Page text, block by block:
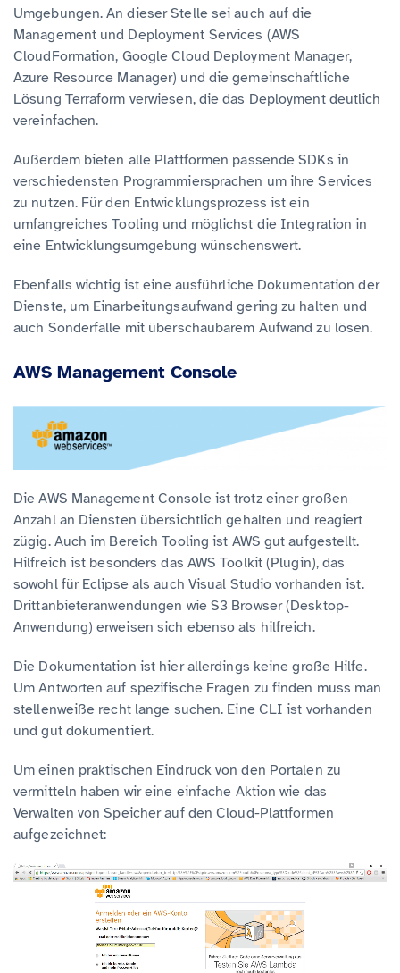
Umgebungen. An dieser Stelle sei auch auf die
Management und Deployment Services (AWS
CloudFormation, Google Cloud Deployment Manager,
Azure Resource Manager) und die gemeinschaftliche
Lösung Terraform verwiesen, die das Deployment deutlich
vereinfachen.
Außerdem bieten alle Plattformen passende SDKs in
verschiedensten Programmiersprachen um ihre Services
zu nutzen. Für den Entwicklungsprozess ist ein
umfangreiches Tooling und möglichst die Integration in
eine Entwicklungsumgebung wünschenswert.
Ebenfalls wichtig ist eine ausführliche Dokumentation der
Dienste, um Einarbeitungsaufwand gering zu halten und
auch Sonderfälle mit überschaubarem Aufwand zu lösen.
AWS Management Console
Die AWS Management Console ist trotz einer großen
Anzahl an Diensten übersichtlich gehalten und reagiert
zügig. Auch im Bereich Tooling ist AWS gut aufgestellt.
Hilfreich ist besonders das AWS Toolkit (Plugin), das
sowohl für Eclipse als auch Visual Studio vorhanden ist.
Drittanbieteranwendungen wie S3 Browser (Desktop-
Anwendung) erweisen sich ebenso als hilfreich.
Die Dokumentation ist hier allerdings keine große Hilfe.
Um Antworten auf spezifische Fragen zu finden muss man
stellenweiße recht lange suchen. Eine CLI ist vorhanden
und gut dokumentiert.
Um einen praktischen Eindruck von den Portalen zu
vermitteln haben wir eine einfache Aktion wie das
Verwalten von Speicher auf den Cloud-Plattformen
aufgezeichnet:
V